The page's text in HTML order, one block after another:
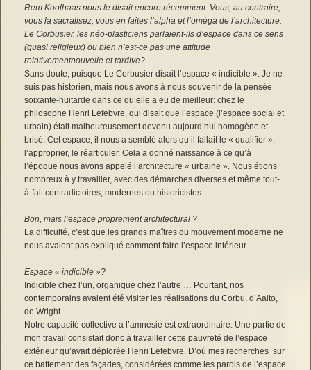
Rem Koolhaas nous le disait encore récemment. Vous, au contraire,
vous la sacralisez, vous en faites l’alpha et l’oméga de l’architecture.
Le Corbusier, les néo-plasticiens parlaient-ils d’espace dans ce sens
(quasi religieux) ou bien n’est-ce pas une attitude
relativementnouvelle et tardive?
Sans doute, puisque Le Corbusier disait l’espace « indicible ». Je ne
suis pas historien, mais nous avons à nous souvenir de la pensée
soixante-huitarde dans ce qu’elle a eu de meilleur: chez le
philosophe Henri Lefebvre, qui disait que l’espace (l’espace social et
urbain) était malheureusement devenu aujourd’hui homogène et
brisé. Cet espace, il nous a semblé alors qu’il fallait le « qualifier »,
l’approprier, le réarticuler. Cela a donné naissance à ce qu’à
l’époque nous avons appelé l’architecture « urbaine ». Nous étions
nombreux à y travailler, avec des démarches diverses et même tout-
à-fait contradictoires, modernes ou historicistes.
Bon, mais l’espace proprement architectural ?
La difficulté, c’est que les grands maîtres du mouvement moderne ne
nous avaient pas expliqué comment faire l’espace intérieur.
Espace « indicible »?
Indicible chez l’un, organique chez l’autre … Pourtant, nos
contemporains avaient été visiter les réalisations du Corbu, d’Aalto,
de Wright.
Notre capacité collective à l’amnésie est extraordinaire. Une partie de
mon travail consistait donc à travailler cette pauvreté de l’espace
extérieur qu’avait déplorée Henri Lefebvre. D’où mes recherches sur
ce battement des façades, considérées comme les parois de l’espace